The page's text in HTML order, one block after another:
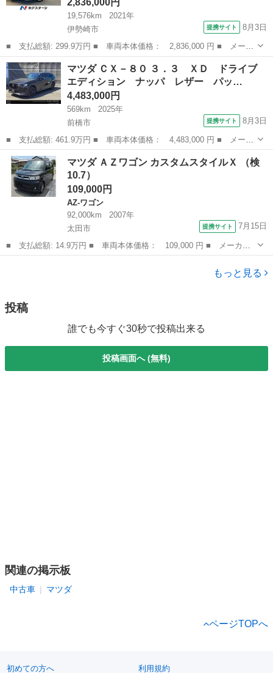
2,836,000円
19,576km
2021年
伊勢崎市
提携サイト 8月3日
■ 支払総額: 299.9万円 ■ 車両本体価格： 2,836,000 円 ■ メーカ
ー名： マツダ ■ 車種名： ロードスターＲＦ ■ グレード名：
Ｓ マツダコネクト バックカメラ 禁煙車 ブラインドスポットモ
ニター ...
群馬 伊勢崎市 マツダ
マツダ ＣＸ－８０ ３．３ ＸＤ ドライブ
エディション ナッパ レザー パッ…
4,483,000円
569km
2025年
前橋市
提携サイト 8月3日
■ 支払総額: 461.9万円 ■ 車両本体価格： 4,483,000 円 ■ メーカ
ー名： マツダ ■ 車種名： ＣＸ－８０ ■ グレード名： ３．
３ ＸＤ ドライブ エディション ナッパ レザー パッケ ディ
ーゼルター...
群馬 前橋市 マツダ
マツダ ＡＺワゴン カスタムスタイルＸ （検
10.7）
109,000円
AZ-ワゴン
92,000km
2007年
太田市
提携サイト 7月15日
■ 支払総額: 14.9万円 ■ 車両本体価格： 109,000 円 ■ メーカー
名： マツダ ■ 車種名： ＡＺワゴン ■ グレード名： カスタム
スタイルＸ ■ 排気量： 660cc ■ ドア枚数： 5D ■ ミッション...
もっと見る
投稿
誰でも今すぐ30秒で投稿出来る
投稿画面へ (無料)
関連の掲示板
中古車 マツダ
ページTOPへ
初めての方へ 利用規約